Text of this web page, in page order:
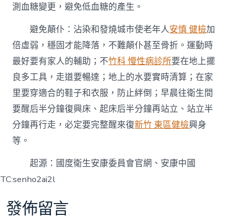
測血糖變更，避免低血糖的產生。
避免顛仆：沾染和發燒城市使老年人安慎 健檢加
倍虛弱，穩固才能降落，不難顛仆甚至骨折。運動時
最好要有家人的輔助；不竹科 慢性病診所要在地上擺
良多工具，走道要暢達；地上的水要實時清算；在家
里要穿適合的鞋子和衣服，防止絆倒；早晨往衛生間
要醒后半分鐘復興床、起床后半分鐘再站立、站立半
分鐘再行走，必定要完整醒來復新竹 東區健檢興身
等。
起源：國度衛生安康委員會官網、安康中國
TC:senho2ai2l
發佈留言